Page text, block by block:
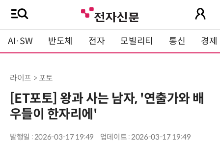
AI·SW 반도체 전자 모빌리티 통신 경제
라이프 > 포토
[ET포토] 왕과 사는 남자, '연출가와 배
우들이 한자리에'
발행일 : 2026-03-17 19:49 업데이트 : 2026-03-17 19:49